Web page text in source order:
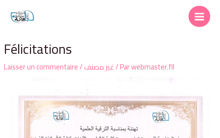
Félicitations
Laisser un commentaire/غير مصنف/ Parwebmaster.fll